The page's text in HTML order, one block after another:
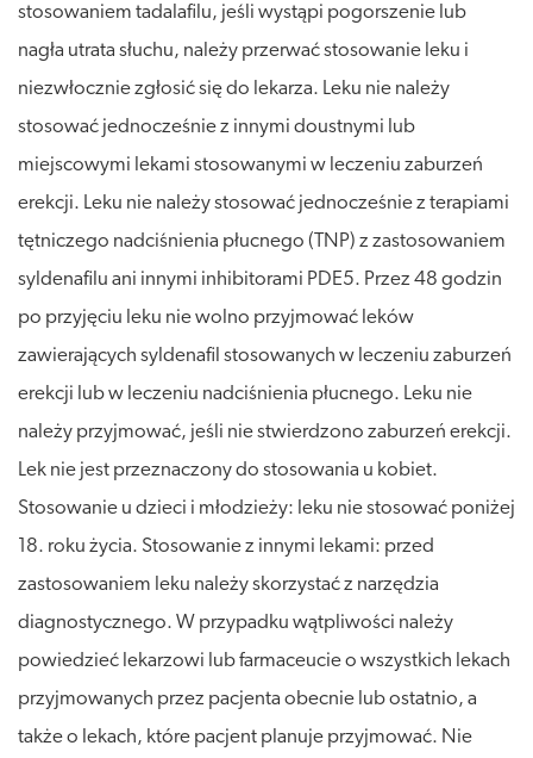
stosowaniem tadalafilu, jeśli wystąpi pogorszenie lub
nagła utrata słuchu, należy przerwać stosowanie leku i
niezwłocznie zgłosić się do lekarza. Leku nie należy
stosować jednocześnie z innymi doustnymi lub
miejscowymi lekami stosowanymi w leczeniu zaburzeń
erekcji. Leku nie należy stosować jednocześnie z terapiami
tętniczego nadciśnienia płucnego (TNP) z zastosowaniem
syldenafilu ani innymi inhibitorami PDE5. Przez 48 godzin
po przyjęciu leku nie wolno przyjmować leków
zawierających syldenafil stosowanych w leczeniu zaburzeń
erekcji lub w leczeniu nadciśnienia płucnego. Leku nie
należy przyjmować, jeśli nie stwierdzono zaburzeń erekcji.
Lek nie jest przeznaczony do stosowania u kobiet.
Stosowanie u dzieci i młodzieży: leku nie stosować poniżej
18. roku życia. Stosowanie z innymi lekami: przed
zastosowaniem leku należy skorzystać z narzędzia
diagnostycznego. W przypadku wątpliwości należy
powiedzieć lekarzowi lub farmaceucie o wszystkich lekach
przyjmowanych przez pacjenta obecnie lub ostatnio, a
także o lekach, które pacjent planuje przyjmować. Nie